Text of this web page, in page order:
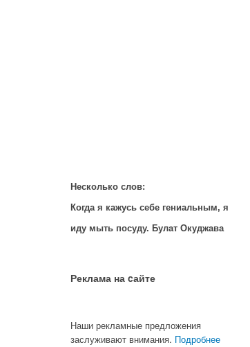
Несколько слов:
Когда я кажусь себе гениальным, я
иду мыть посуду. Булат Окуджава
Реклама на cайте
Наши рекламные предложения
заслуживают внимания. Подробнее